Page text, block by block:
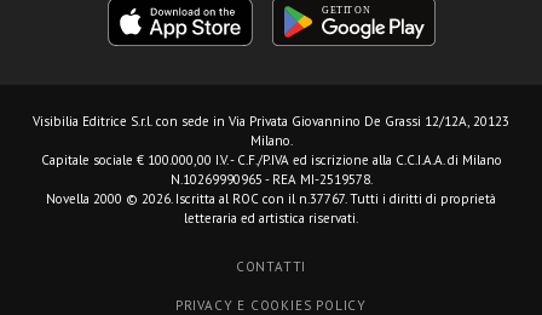
Visibilia Editrice S.r.l. con sede in Via Privata Giovannino De Grassi 12/12A, 20123
Milano.
Capitale sociale € 100.000,00 I.V. - C.F./P.IVA ed iscrizione alla C.C.I.A.A. di Milano
N.10269990965 - REA MI-2519578.
Novella 2000 © 2026. Iscritta al ROC con il n.37767. Tutti i diritti di proprietà
letteraria ed artistica riservati.
CONTATTI
PRIVACY E COOKIES POLICY